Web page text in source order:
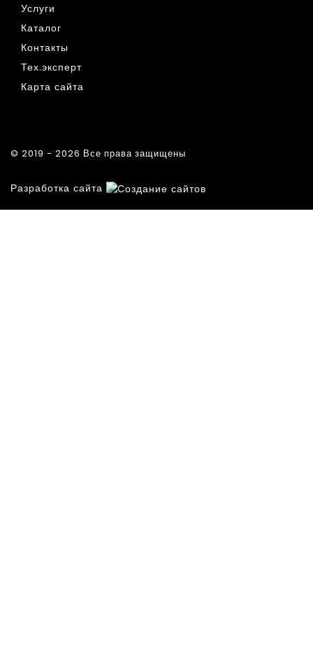
Услуги
Каталог
Контакты
Тех.эксперт
Карта сайта
© 2019 - 2026 Все права защищены
Разработка сайта